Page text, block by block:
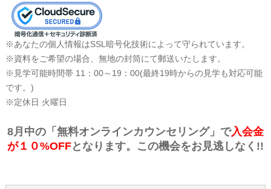
※あなたの個人情報はSSL暗号化技術によって守られています。
※資料をご希望の場合、無地の封筒にて郵送いたします。
※見学可能時間帯 11：00～19：00(最終19時からの見学も対応可能
です。)
※定休日 火曜日
8月中の「無料オンラインカウンセリング」で入会金
が１０%OFFとなります。この機会をお見逃しなく!!